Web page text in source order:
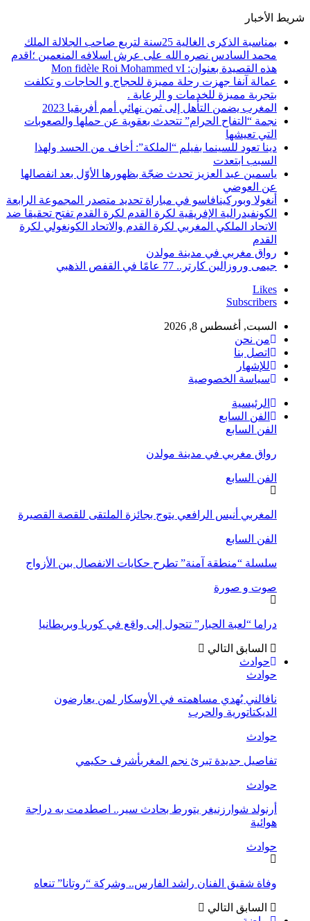
شريط الأخبار
بمناسبة الذكرى الغالية 25سنة لتربع صاحب الجلالة الملك
محمد السادس نصره الله على عرش اسلافه المنعمين ؛اقدم
هذه القصيدة بعنوان: Mon fidèle Roi Mohammed vI
عمالة آنفا جهزت رحلة مميزة للحجاج و الحاجات و تكلفت
بتجربة مميزة للخدمات و الرعاية .
المغرب يضمن التأهل إلى ثمن نهائي أمم أفريقيا 2023
نجمة “التفاح الحرام” تتحدث بعقوية عن حملها والصعوبات
التي تعيشها
دينا تعود للسينما بفيلم “الملكة”: أخاف من الحسد ولهذا
السبب ابتعدت
ياسمين عبد العزيز تحدث ضجّة بظهورها الأوّل بعد انفصالها
عن العوضي
أنغولا وبوركينافاسو في مباراة تحديد متصدر المجموعة الرابعة
الكونفيدرالية الإفريقية لكرة القدم لكرة القدم تفتح تحقيقا ضد
الاتحاد الملكي المغربي لكرة القدم والاتحاد الكونغولي لكرة
القدم
رواق مغربي في مدينة مولدن
جيمى وروزالين كارتر.. 77 عامًا في القفص الذهبي
Likes
Subscribers
السبت, أغسطس 8, 2026
من نحن
اتصل بنا
للإشهار
سياسة الخصوصية
الرئيسية
الفن السابع
الفن السابع
رواق مغربي في مدينة مولدن
الفن السابع
المغربي أنيس الرافعي يتوج بجائزة الملتقى للقصة القصيرة
الفن السابع
سلسلة “منطقة آمنة” تطرح حكايات الانفصال بين الأزواج
صوت و صورة
دراما “لعبة الحبار” تتحول إلى واقع في كوريا وبريطانيا
السابق التالي
حوادث
حوادث
نافالني يُهدي مساهمته في الأوسكار لمن يعارضون
الديكتاتورية والحرب
حوادث
تفاصيل جديدة تبرئ نجم المغربأشرف حكيمي
حوادث
أرنولد شوارزنيغر يتورط بحادث سير.. اصطدمت به دراجة
هوائية
حوادث
وفاة شقيق الفنان راشد الفارس.. وشركة “روتانا” تنعاه
السابق التالي